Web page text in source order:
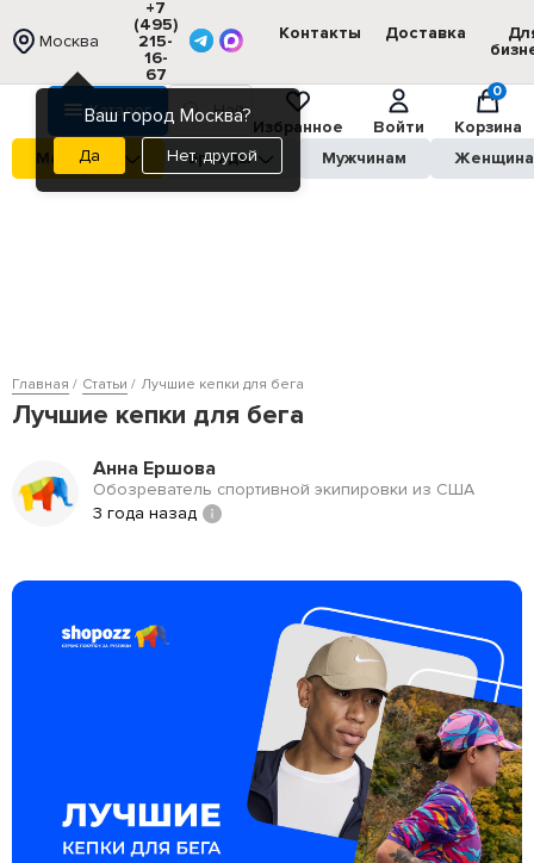
Москва
Ваш город Москва?
Нет, другой
+7
(495)
215-
16-
67
Контакты Доставка
Каталог
Избранное
Войти
0
Корзина
Магазины
Бренды Мужчинам
Главная Статьи Лучшие кепки для бега
Лучшие кепки для бега
Анна Ершова
Обозреватель спортивной экипировки из США
3 года назад